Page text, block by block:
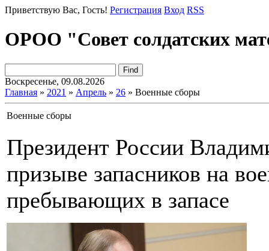
Приветствую Вас, Гость! Регистрация Вход RSS
ОРОО "Совет солдатских
Воскресенье, 09.08.2026
Главная » 2021 » Апрель » 26 » Военные сборы
Военные сборы
Президент России
призыве запасников на
пребывающих в запасе